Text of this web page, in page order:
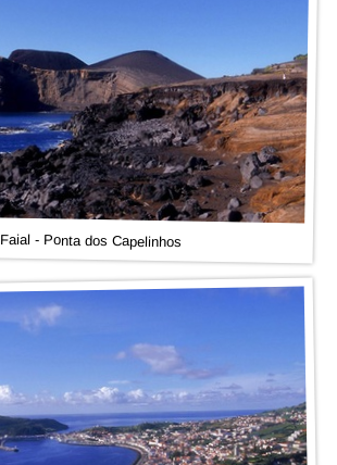
Faial - Ponta dos Capelinhos